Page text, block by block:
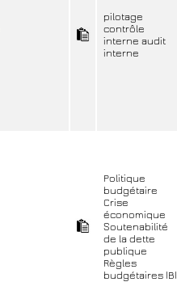
pilotage
contrôle
interne audit
interne
Politique
budgétaire
Crise
économique
Soutenabilité
de la dette
publique
Règles
budgétaires IBI